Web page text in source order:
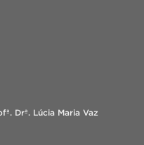
Drª. Lúcia Maria Vaz